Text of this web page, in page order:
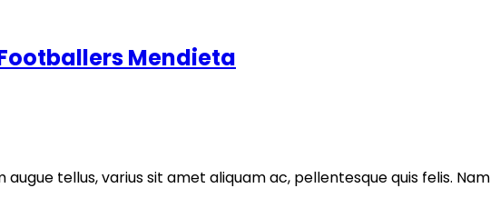
Mendieta
tellus, varius sit amet aliquam ac, pellentesque quis felis.